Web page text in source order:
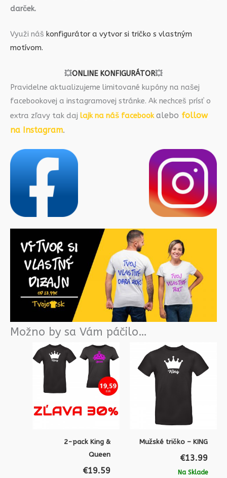
darček.
Využi náš konfigurátor a vytvor si tričko s vlastným
motívom.
💥ONLINE KONFIGURÁTOR💥
Pravidelne aktualizujeme limitované kupóny na našej
facebookovej a instagramovej stránke. Ak nechceš prísť o
extra zľavy tak daj lajk na náš facebookalebo follow
na Instagram.
Možno by sa Vám páčilo…
2-pack King &
Queen
€19.59
Mužské tričko – KING
€13.99
Na Sklade